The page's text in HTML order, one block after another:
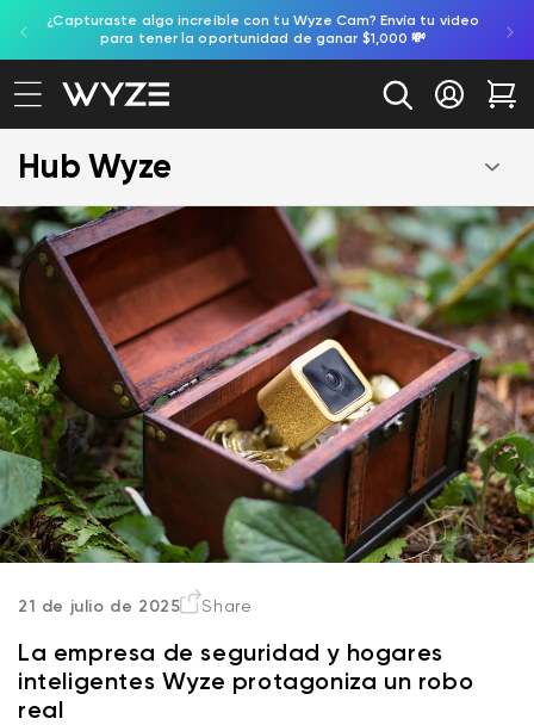
al contenido
de accesibilidad
¿Capturaste algo increíble con tu Wyze Cam? Envía tu video
para tener la oportunidad de ganar $1,000 💸
Iniciar
Hub Wyze
21 de julio de 2025 Share
La empresa de seguridad y hogares
inteligentes Wyze protagoniza un robo
real